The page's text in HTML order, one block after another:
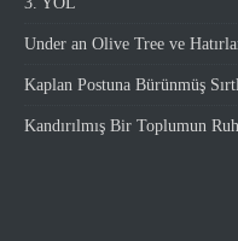
Under an Olive Tree ve
Kaplan Postuna Bürünmüş
Kandırılmış Bir Toplumun